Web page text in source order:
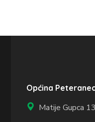
Općina Peteranec
Matije Gupca